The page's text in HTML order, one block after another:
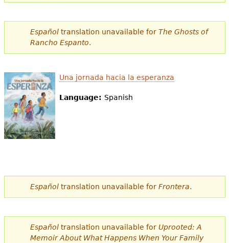
Más recursos
e
s
a
q
u
í
Españoltranslation unavailable for The Ghosts of
Rancho Espanto.
Una jornada hacia la esperanza
Language: Spanish
Españoltranslation unavailable for Frontera.
Españoltranslation unavailable for Uprooted: A
Memoir About What Happens When Your Family